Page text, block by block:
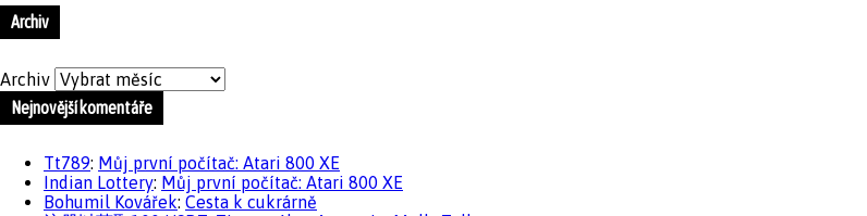
Archiv
Archiv
Nejnovější komentáře
Tt789: Můj první počítač: Atari 800 XE
Indian Lottery: Můj první počítač: Atari 800 XE
Bohumil Kovářek: Cesta k cukrárně